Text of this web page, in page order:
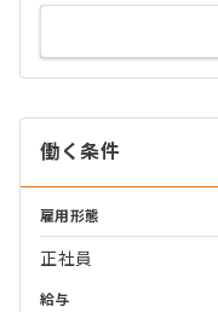
働く条件
雇用形態
正社員
給与